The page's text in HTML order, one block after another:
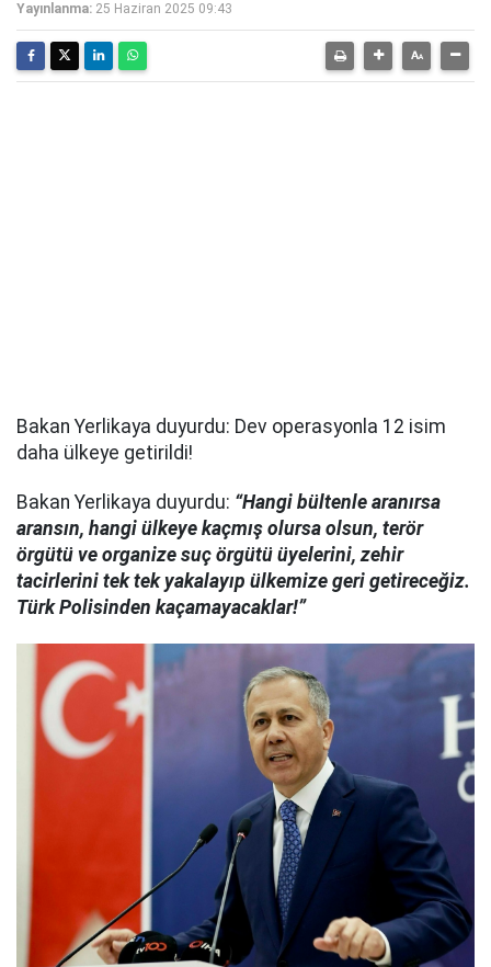
Yayınlanma: 25 Haziran 2025 09:43
Bakan Yerlikaya duyurdu: Dev operasyonla 12 isim
daha ülkeye getirildi!
Bakan Yerlikaya duyurdu: “Hangi bültenle aranırsa
aransın, hangi ülkeye kaçmış olursa olsun, terör
örgütü ve organize suç örgütü üyelerini, zehir
tacirlerini tek tek yakalayıp ülkemize geri getireceğiz.
Türk Polisinden kaçamayacaklar!”